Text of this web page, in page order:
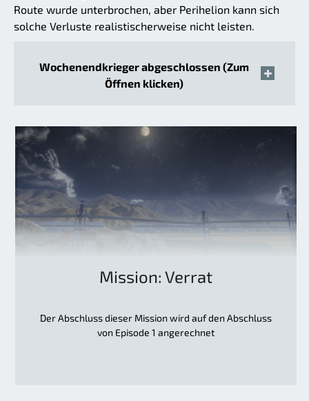
Route wurde unterbrochen, aber Perihelion kann sich
solche Verluste realistischerweise nicht leisten.
Wochenendkrieger abgeschlossen (Zum
Öffnen klicken)
Mission: Verrat
Der Abschluss dieser Mission wird auf den Abschluss
von Episode 1 angerechnet